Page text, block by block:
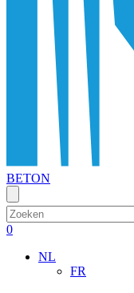
BETON
Zoeken:
0
NL
FR